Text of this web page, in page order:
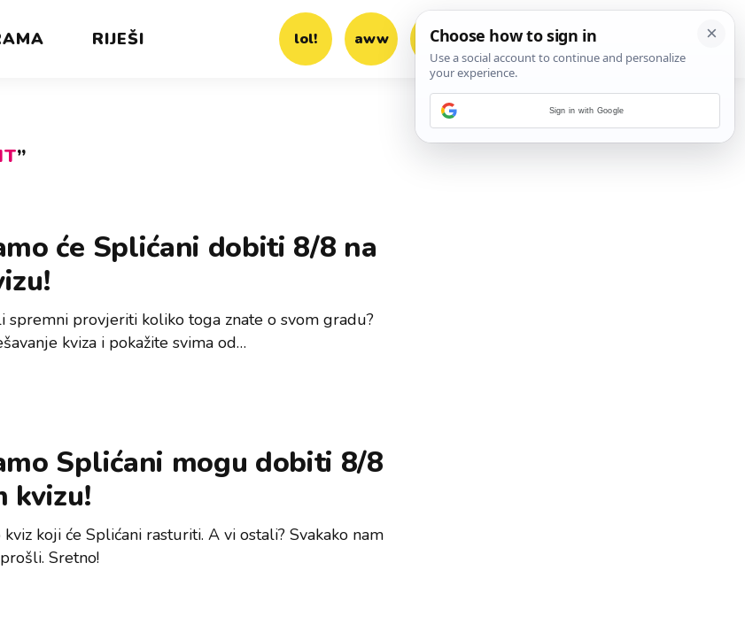
RIJEŠI lol! aww vrh! woot?!
”
će Splićani dobiti 8/8 na
spremni provjeriti koliko toga znate o svom gradu?
kviza i pokažite svima od…
Splićani mogu dobiti 8/8
kvizu!
koji će Splićani rasturiti. A vi ostali? Svakako nam
Sretno!
Sign in with Google